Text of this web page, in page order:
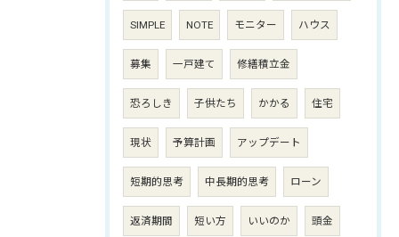
SIMPLE NOTE モニター ハウス
募集 一戸建て 修繕積立金
恐ろしき 子供たち かかる 住宅
現状 予算計画 アップデート
短期的思考 中長期的思考 ローン
返済期間 短い方 いいのか 頭金